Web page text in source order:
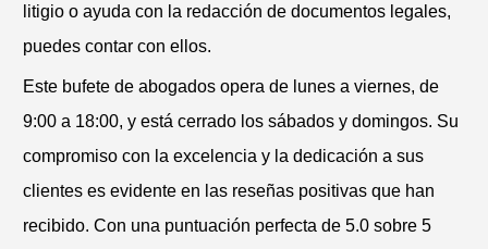
litigio o ayuda con la redacción de documentos legales,
puedes contar con ellos.
Este bufete de abogados opera de lunes a viernes, de
9:00 a 18:00, y está cerrado los sábados y domingos. Su
compromiso con la excelencia y la dedicación a sus
clientes es evidente en las reseñas positivas que han
recibido. Con una puntuación perfecta de 5.0 sobre 5